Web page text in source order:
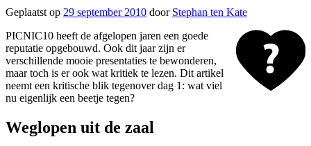
Geplaatst op 29 september 2010 door Stephan ten Kate
PICNIC10 heeft de afgelopen jaren een goede
reputatie opgebouwd. Ook dit jaar zijn er
verschillende mooie presentaties te bewonderen,
maar toch is er ook wat kritiek te lezen. Dit artikel
neemt een kritische blik tegenover dag 1: wat viel
nu eigenlijk een beetje tegen?
Weglopen uit de zaal